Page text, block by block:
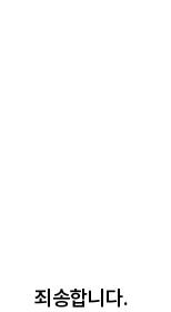
죄송합니다.